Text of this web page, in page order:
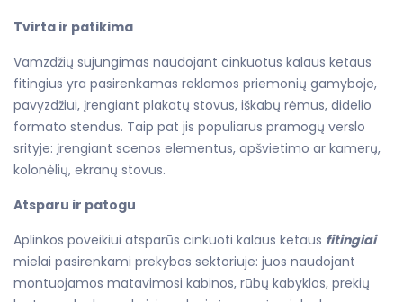
Tvirta ir patikima
Vamzdžių sujungimas naudojant cinkuotus kalaus ketaus
fitingius yra pasirenkamas reklamos priemonių gamyboje,
pavyzdžiui, įrengiant plakatų stovus, iškabų rėmus, didelio
formato stendus. Taip pat jis populiarus pramogų verslo
srityje: įrengiant scenos elementus, apšvietimo ar kamerų,
kolonėlių, ekranų stovus.
Atsparu ir patogu
Aplinkos poveikiui atsparūs cinkuoti kalaus ketaus fitingiai
mielai pasirenkami prekybos sektoriuje: juos naudojant
montuojamos matavimosi kabinos, rūbų kabyklos, prekių